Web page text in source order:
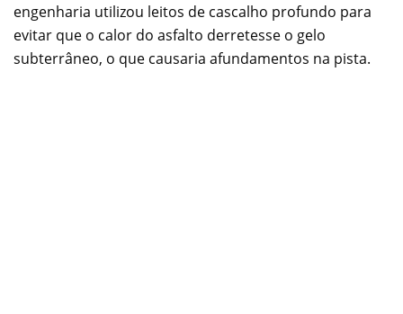
engenharia utilizou leitos de cascalho profundo para
evitar que o calor do asfalto derretesse o gelo
subterrâneo, o que causaria afundamentos na pista.